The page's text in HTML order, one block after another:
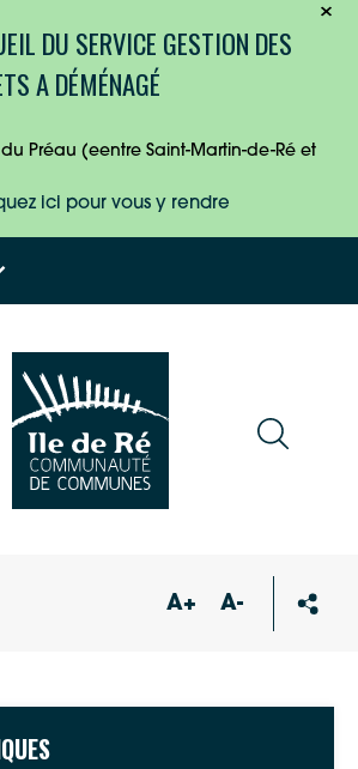
DU SERVICE GESTION DES
A DÉMÉNAGÉ
Préau (eentre Saint-Martin-de-Ré et
ici pour vous y rendre
A+ A-